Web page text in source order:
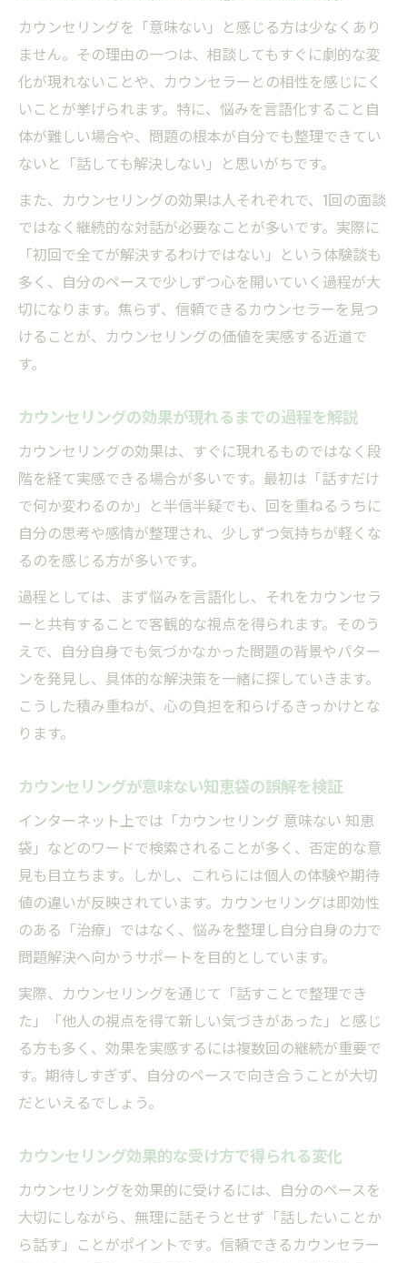
カウンセリングを「意味ない」と感じる方は少なくあり
ません。その理由の一つは、相談してもすぐに劇的な変
化が現れないことや、カウンセラーとの相性を感じにく
いことが挙げられます。特に、悩みを言語化すること自
体が難しい場合や、問題の根本が自分でも整理できてい
ないと「話しても解決しない」と思いがちです。
また、カウンセリングの効果は人それぞれで、1回の面談
ではなく継続的な対話が必要なことが多いです。実際に
「初回で全てが解決するわけではない」という体験談も
多く、自分のペースで少しずつ心を開いていく過程が大
切になります。焦らず、信頼できるカウンセラーを見つ
けることが、カウンセリングの価値を実感する近道で
す。
カウンセリングの効果が現れるまでの過程を解説
カウンセリングの効果は、すぐに現れるものではなく段
階を経て実感できる場合が多いです。最初は「話すだけ
で何か変わるのか」と半信半疑でも、回を重ねるうちに
自分の思考や感情が整理され、少しずつ気持ちが軽くな
るのを感じる方が多いです。
過程としては、まず悩みを言語化し、それをカウンセラ
ーと共有することで客観的な視点を得られます。そのう
えで、自分自身でも気づかなかった問題の背景やパター
ンを発見し、具体的な解決策を一緒に探していきます。
こうした積み重ねが、心の負担を和らげるきっかけとな
ります。
カウンセリングが意味ない知恵袋の誤解を検証
インターネット上では「カウンセリング 意味ない 知恵
袋」などのワードで検索されることが多く、否定的な意
見も目立ちます。しかし、これらには個人の体験や期待
値の違いが反映されています。カウンセリングは即効性
のある「治療」ではなく、悩みを整理し自分自身の力で
問題解決へ向かうサポートを目的としています。
実際、カウンセリングを通じて「話すことで整理でき
た」「他人の視点を得て新しい気づきがあった」と感じ
る方も多く、効果を実感するには複数回の継続が重要で
す。期待しすぎず、自分のペースで向き合うことが大切
だといえるでしょう。
カウンセリング効果的な受け方で得られる変化
カウンセリングを効果的に受けるには、自分のペースを
大切にしながら、無理に話そうとせず「話したいことか
ら話す」ことがポイントです。信頼できるカウンセラー